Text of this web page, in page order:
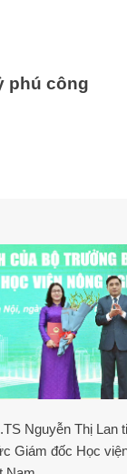
phú công
Nguyễn Thị Lan
Giám đốc Học